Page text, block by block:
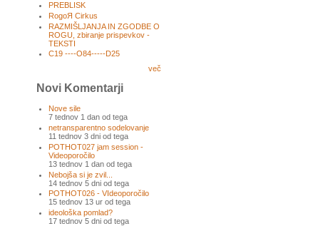
PREBLISK
RogoЯ Cirkus
RAZMIŠLJANJA IN ZGODBE O
ROGU, zbiranje prispevkov -
TEKSTI
C19 ----O84-----D25
več
Novi Komentarji
Nove sile
7 tednov 1 dan od tega
netransparentno sodelovanje
11 tednov 3 dni od tega
POTHOT027 jam session -
Videoporočilo
13 tednov 1 dan od tega
Nebojša si je zvil...
14 tednov 5 dni od tega
POTHOT026 - VIdeoporočilo
15 tednov 13 ur od tega
ideološka pomlad?
17 tednov 5 dni od tega